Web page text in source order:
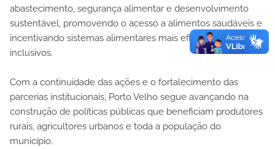
abastecimento, segurança alimentar e desenvolvimento
sustentável, promovendo o acesso a alimentos saudáveis e
incentivando sistemas alimentares mais eficientes e
inclusivos.
Com a continuidade das ações e o fortalecimento das
parcerias institucionais, Porto Velho segue avançando na
construção de políticas públicas que beneficiam produtores
rurais, agricultores urbanos e toda a população do
município.